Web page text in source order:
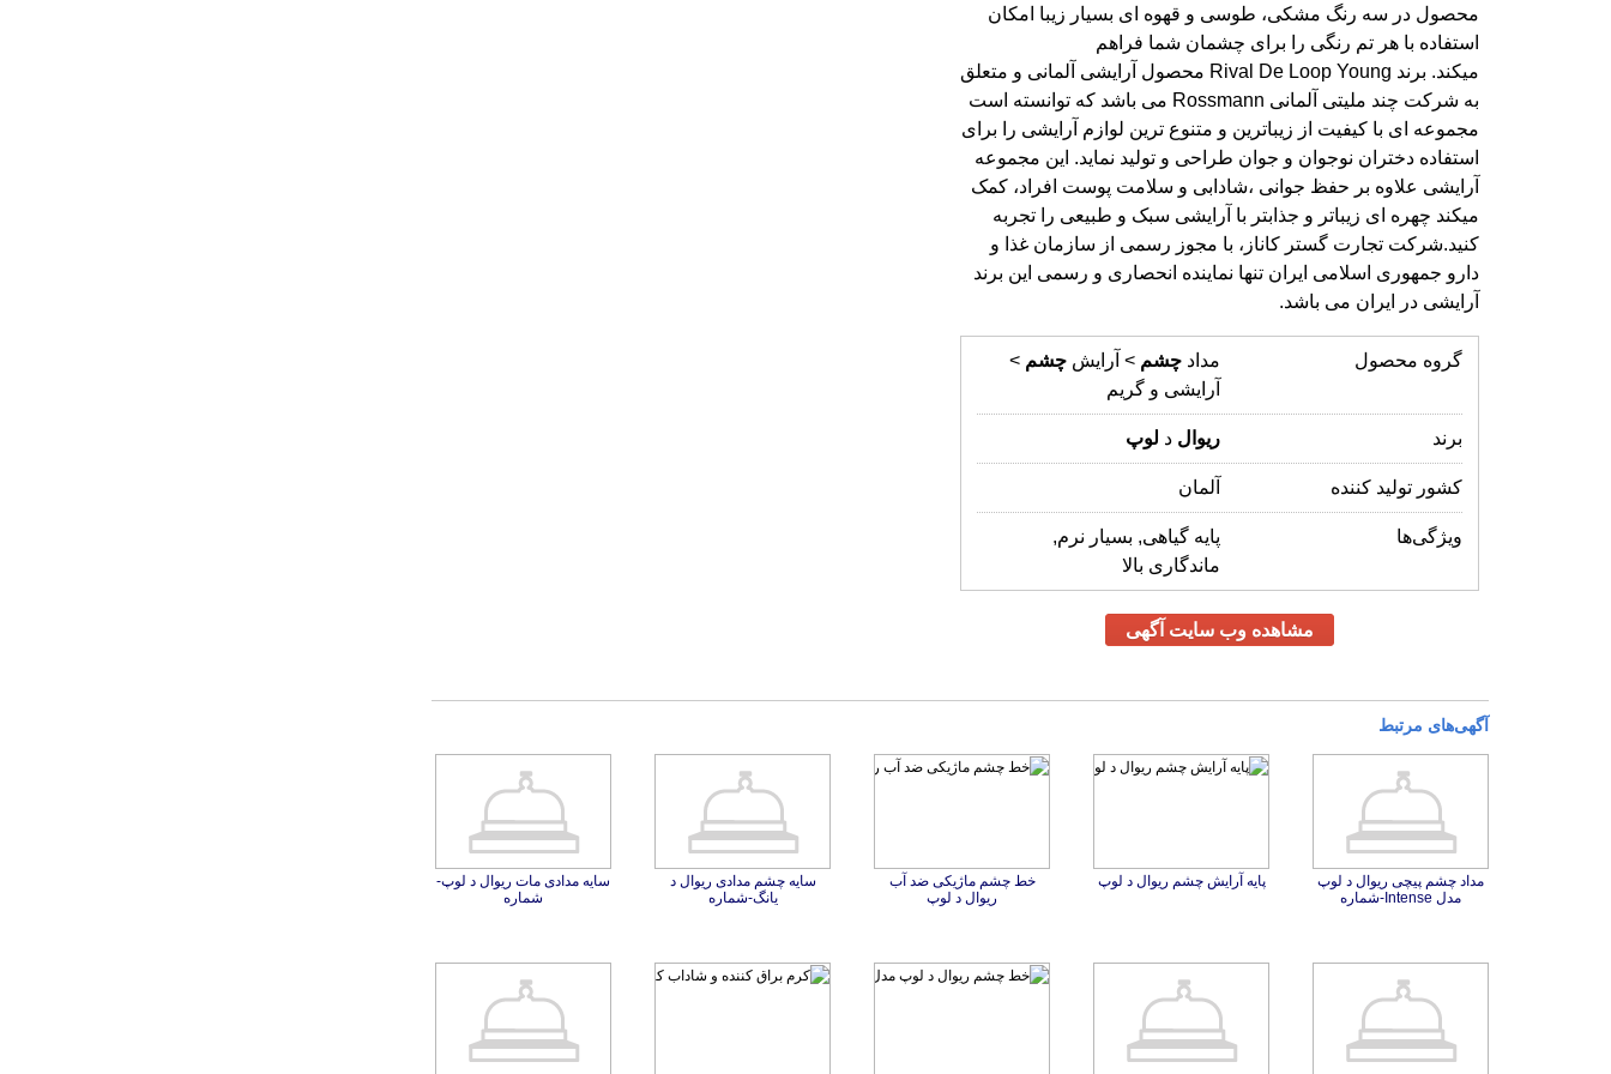
آرایشی در ایران می باشد.
گروه محصول مدادچشم > آرایشچشم >
آرایشی و گریم
برند ریوال د لوپ
کشور تولید کننده آلمان
ویژگی‌ها
پایه گیاهی, بسیار نرم,
ماندگاری بالا
مشاهده وب سایت آگهی
آگهی‌های مرتبط
مداد چشم پیچی ریوال د لوپ
مدل Intense-شماره
پایه آرایش چشم ریوال د لوپ
خط چشم ماژیکی ضد آب
ریوال د لوپ
سایه چشم مدادی ریوال د
یانگ-شماره
سایه مدادی مات ریوال د لوپ-
شماره